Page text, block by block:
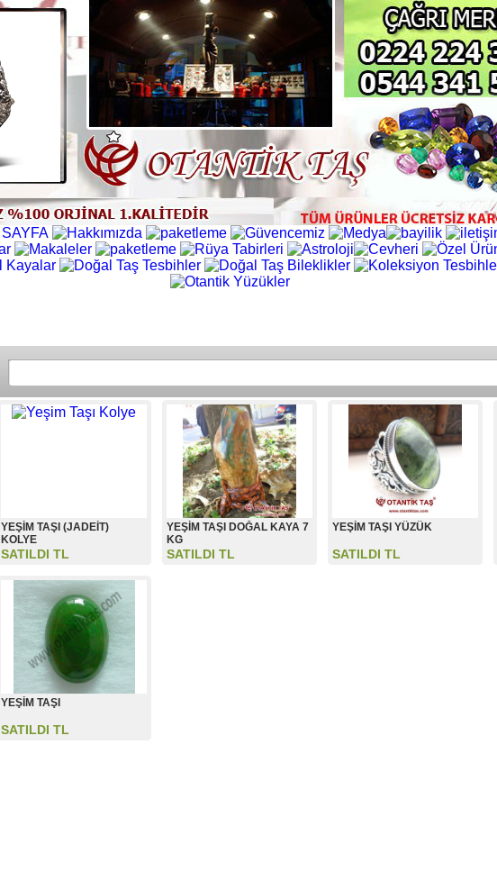
YEŞİM TAŞI (JADEİT)
KOLYE
SATILDI TL
YEŞİM TAŞI DOĞAL KAYA 7
KG
SATILDI TL
YEŞİM TAŞI YÜZÜK
SATILDI TL
YEŞİM TAŞI
SATILDI TL